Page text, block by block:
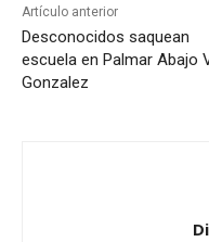
Artículo anterior
Desconocidos saquean
escuela en Palmar Abajo
Gonzalez